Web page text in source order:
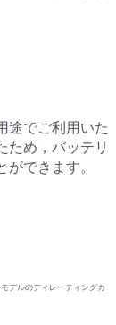
途でご利用いた
ため，バッテリ
できます。
デルのディレーティングカ